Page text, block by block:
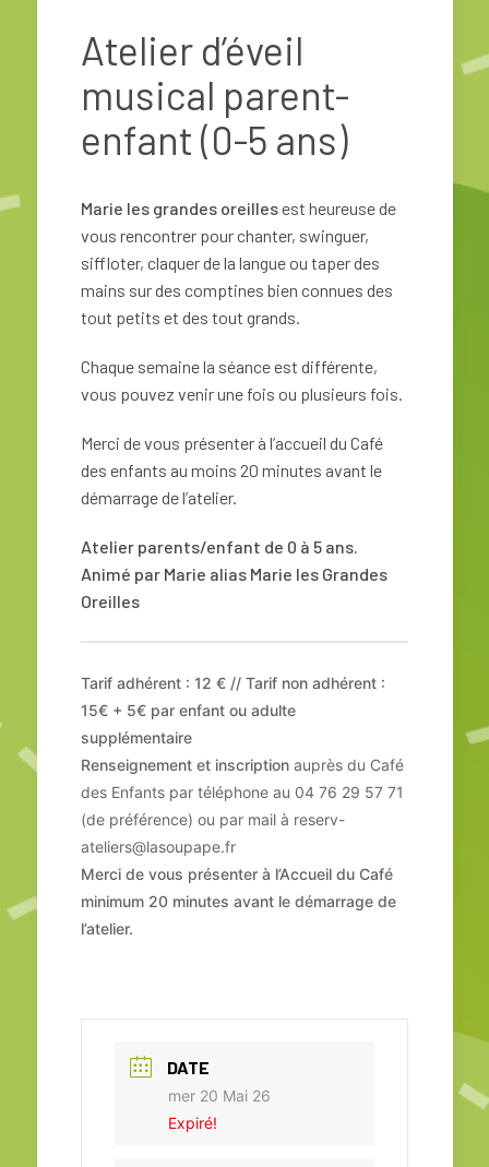
Atelier d’éveil
musical parent-
enfant (0-5 ans)
Marie les grandes oreillesest heureuse de
vous rencontrer pour chanter, swinguer,
siffloter, claquer de la langue ou taper des
mains sur des comptines bien connues des
tout petits et des tout grands.
Chaque semaine la séance est différente,
vous pouvez venir une fois ou plusieurs fois.
Merci de vous présenter à l’accueil du Café
des enfants au moins 20 minutes avant le
démarrage de l’atelier.
Atelier parents/enfant de 0 à 5 ans.
Animé par Marie alias Marie les Grandes
Oreilles
Tarif adhérent : 12 € // Tarif non adhérent :
15€ + 5€ par enfant ou adulte
supplémentaire
Renseignement et inscription auprès du Café
des Enfants par téléphone au 04 76 29 57 71
(de préférence) ou par mail à reserv-
ateliers@lasoupape.fr
Merci de vous présenter à l’Accueil du Café
minimum 20 minutes avant le démarrage de
l’atelier.
DATE
mer 20 Mai 26
Expiré!